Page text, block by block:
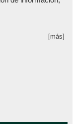
[más]